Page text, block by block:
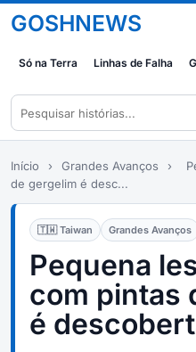
GOSHNEWS
Só na Terra Linhas de Falha
Início › Grandes Avanços ›
de gergelim é desc...
🇹🇼 Taiwan Grandes Avanços
Pequena
com pintas
é